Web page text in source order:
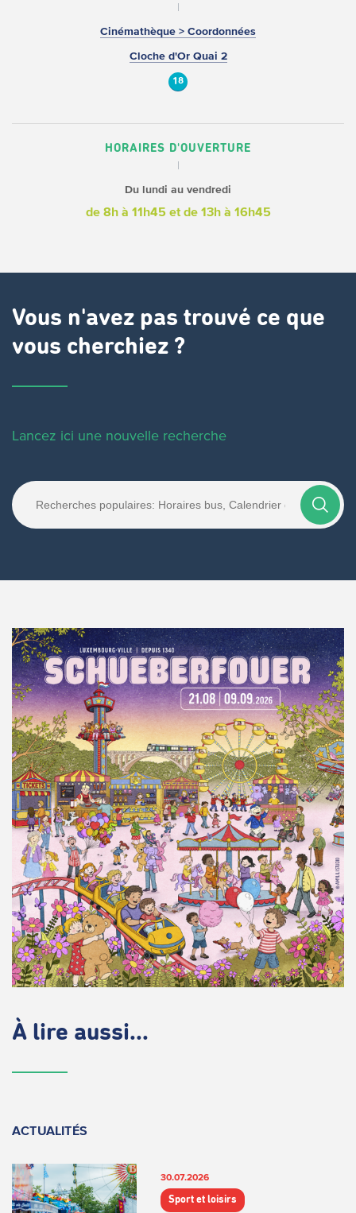
Cinémathèque > Coordonnées
Cloche d'Or Quai 2
18
HORAIRES D'OUVERTURE
Du lundi au vendredi
de 8h à 11h45 etde 13h à 16h45
Vous n'avez pas trouvé ce que
vous cherchiez ?
Lancez ici une nouvelle recherche
À lire aussi...
ACTUALITÉS
30.07.2026
Sport et loisirs